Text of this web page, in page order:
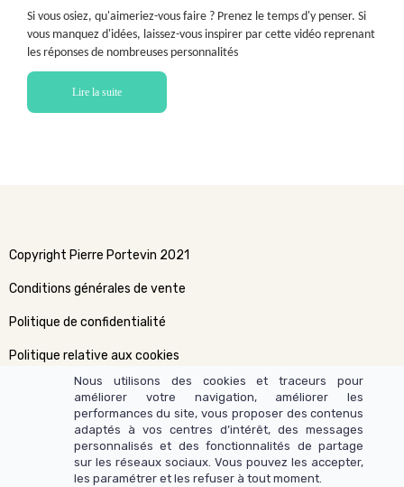
Si vous osiez, qu'aimeriez-vous faire ? Prenez le temps d'y penser. Si
vous manquez d'idées, laissez-vous inspirer par cette vidéo reprenant
les réponses de nombreuses personnalités
Lire la suite
Copyright Pierre Portevin 2021
Conditions générales de vente
Politique de confidentialité
Politique relative aux cookies
Nous utilisons des cookies et traceurs pour
améliorer votre navigation, améliorer les
performances du site, vous proposer des contenus
adaptés à vos centres d’intérêt, des messages
personnalisés et des fonctionnalités de partage
sur les réseaux sociaux. Vous pouvez les accepter,
les paramétrer et les refuser à tout moment.